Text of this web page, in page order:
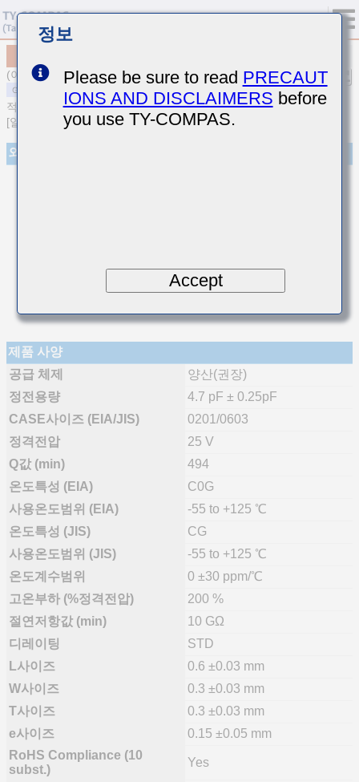
(이전품번 TMK063CG4R7CT-F)
적층 세라믹 커패시터
[일반용 적층 세라믹 커패시터(온도보상용)]
외관
제품 사양
공급 체제
양산(권장)
정전용량
4.7 pF ± 0.25pF
CASE사이즈 (EIA/JIS)
0201/0603
정격전압
25 V
Q값 (min)
494
온도특성 (EIA)
C0G
사용온도범위 (EIA)
-55 to +125 ℃
온도특성 (JIS)
CG
사용온도범위 (JIS)
-55 to +125 ℃
온도계수범위
0 ±30 ppm/℃
고온부하 (%정격전압)
200 %
절연저항값 (min)
10 GΩ
디레이팅
STD
L사이즈
0.6 ±0.03 mm
W사이즈
0.3 ±0.03 mm
T사이즈
0.3 ±0.03 mm
e사이즈
0.15 ±0.05 mm
RoHS Compliance (10
subst.)
Yes
정보
Please be sure to read PRECAUT
IONS AND DISCLAIMERS before
you use TY-COMPAS.
Accept